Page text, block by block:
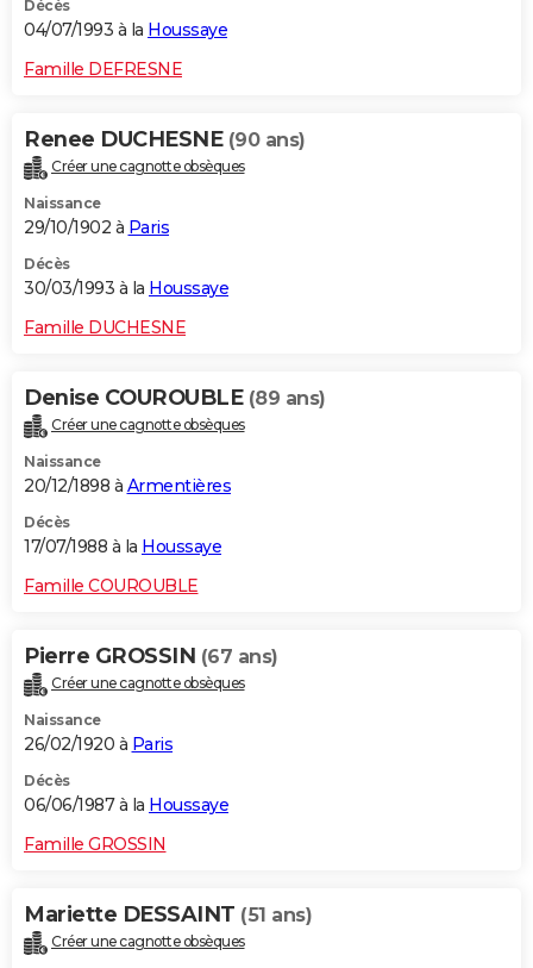
Décès
04/07/1993 à la Houssaye
Famille DEFRESNE
Renee DUCHESNE (90 ans)
Créer une cagnotte obsèques
Naissance
29/10/1902 à Paris
Décès
30/03/1993 à la Houssaye
Famille DUCHESNE
Denise COUROUBLE (89 ans)
Créer une cagnotte obsèques
Naissance
20/12/1898 à Armentières
Décès
17/07/1988 à la Houssaye
Famille COUROUBLE
Pierre GROSSIN (67 ans)
Créer une cagnotte obsèques
Naissance
26/02/1920 à Paris
Décès
06/06/1987 à la Houssaye
Famille GROSSIN
Mariette DESSAINT (51 ans)
Créer une cagnotte obsèques